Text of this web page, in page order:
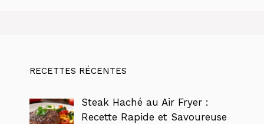
RECETTES RÉCENTES
Steak Haché au Air Fryer :
Recette Rapide et Savoureuse